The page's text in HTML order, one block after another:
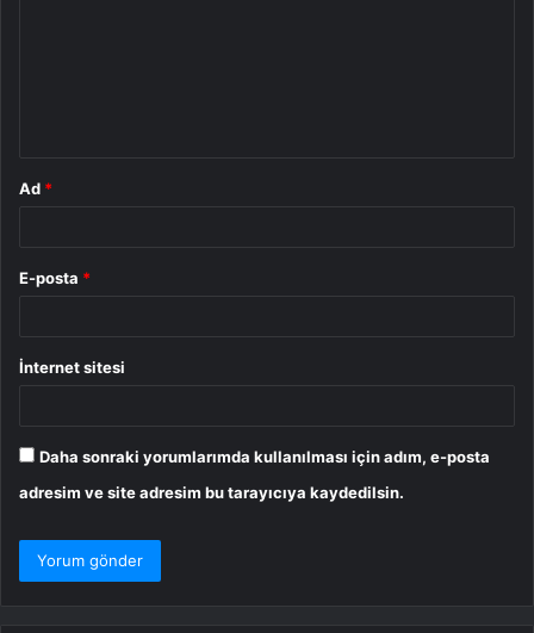
Ad *
E-posta *
İnternet sitesi
Daha sonraki yorumlarımda kullanılması için adım, e-posta
adresim ve site adresim bu tarayıcıya kaydedilsin.